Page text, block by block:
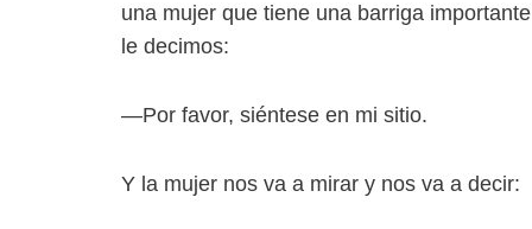
una mujer que tiene una barriga
le decimos:
—Por favor, siéntese en mi sitio.
Y la mujer nos va a mirar y nos va a decir: